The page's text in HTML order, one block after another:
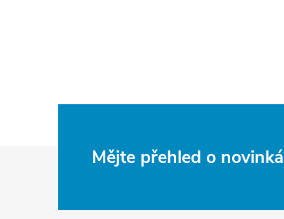
Mějte přehled o